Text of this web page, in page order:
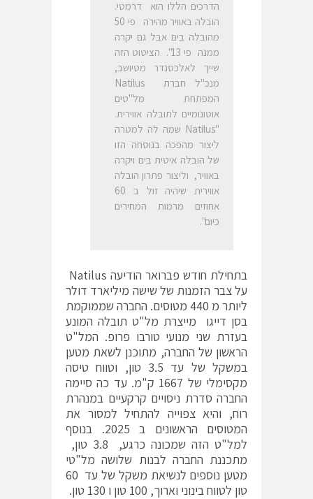
הדרכים הללו הוא דרמטי.
הובלה באוויר מהירה פי 50
מהובלה בים אבל גם יקרה
ממנה פי 13". הציטוט הזה
שייך לאלכסנדר מטיושב,
מנכ"ל חברת Natilus
המפתחת מל"טים
אוטונומיים לתובלה אווירית.
"Natilus שמה לה למטרה
ליצור מהפכה בנוסחה הזו
של הובלה איטית בים ויקרה
באוויר, וליצור פתרון הובלה
אווירית שיהיה זול ב 60
אחוזים מרמות המחירים
כיום".
על צבר הזמנות של שישה מיליארד דולר
ליותר מ 440 מטוסים. החברה שממוקמת
בסן דייגו מייצרת מל"ט תובלה המונע
בעזרת שני מנועי טורבו פרופ. המל"ט
הראשון של החברה, מתוכנן לשאת מטען
במשקל של עד 3.5 טון, וטווח טיסה
מקסימלי של 1667 ק"מ. עד כה סיימה
החברה סדרת ניסויים קרקעיים במנהרת
רוח, והיא צפוייה להתחיל למסור את
המטוסים הראשונים ב 2025. בנוסף
למל"ט הזה שמכונה כרגע, 3.8 טון,
מתכננת החברה לבנות שלושה מל"טי
מטען נוספים לנשיאת משקל של עד 60
טון לטווח בינוני וארוך, 100 טון ו 130 טון.